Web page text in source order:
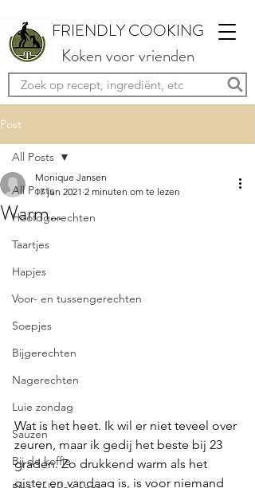
FRIENDLY COOKING
Koken voor vrienden
Post
All Posts
Hoofdgerechten
Taartjes
Hapjes
Voor- en tussengerechten
Soepjes
Bijgerechten
Nagerechten
Luie zondag
Sauzen
Bij de koffie
All Posts
Warm…
Monique Jansen
17 jun 2021 2 minuten om te lezen
Wat is het heet. Ik wil er niet teveel over
zeuren, maar ik gedij het beste bij 23
graden. Zo drukkend warm als het
gister en vandaag is, is voor niemand